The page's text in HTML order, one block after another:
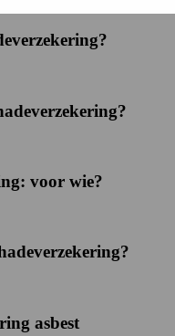
voor wie?
asbest